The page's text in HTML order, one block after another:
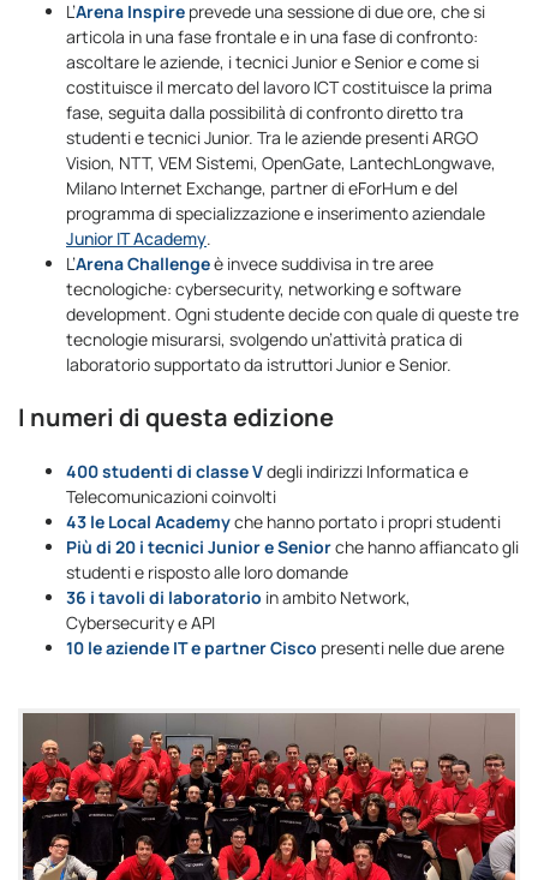
L’Arena Inspire prevede una sessione di due ore, che si
articola in una fase frontale e in una fase di confronto:
ascoltare le aziende, i tecnici Junior e Senior e come si
costituisce il mercato del lavoro ICT costituisce la prima
fase, seguita dalla possibilità di confronto diretto tra
studenti e tecnici Junior. Tra le aziende presenti ARGO
Vision, NTT, VEM Sistemi, OpenGate, LantechLongwave,
Milano Internet Exchange, partner di eForHum e del
programma di specializzazione e inserimento aziendale
Junior IT Academy.
L’Arena Challengeè invece suddivisa in tre aree
tecnologiche: cybersecurity, networking e software
development. Ogni studente decide con quale di queste tre
tecnologie misurarsi, svolgendo un’attività pratica di
laboratorio supportato da istruttori Junior e Senior.
I numeri di questa edizione
400 studenti di classe Vdegli indirizzi Informatica e
Telecomunicazioni coinvolti
43 le Local Academyche hanno portato i propri studenti
Più di 20 i tecnici Junior e Seniorche hanno affiancato gli
studenti e risposto alle loro domande
36 i tavoli di laboratorio in ambito Network,
Cybersecurity e API
10 le aziende IT e partner Cisco presenti nelle due arene